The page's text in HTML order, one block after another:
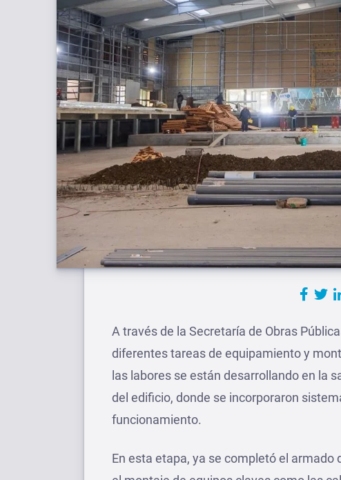
A través de la Secretaría de Obras
diferentes tareas de equipamiento y
las labores se están desarrollando en la
del edificio, donde se incorporaron
funcionamiento.
En esta etapa, ya se completó el